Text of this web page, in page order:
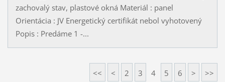
zachovalý stav, plastové okná Materiál : panel
Orientácia : JV Energetický certifikát nebol vyhotovený
Popis : Predáme 1 -...
<< < 2 3 4 5 6 > >>